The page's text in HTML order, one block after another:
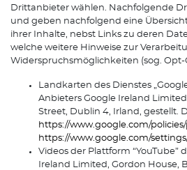
Drittanbieter wählen. Nachfolgende
und geben nachfolgend eine
ihrer Inhalte, nebst Links zu deren
welche weitere Hinweise zur
Widerspruchsmöglichkeiten (sog.
Landkarten des Dienstes
Anbieters Google Ireland
Street, Dublin 4, Irland, gestellt.
https://www.google.com/
https://www.google.com/
Videos der Plattform “YouTube”
Ireland Limited, Gordon House,